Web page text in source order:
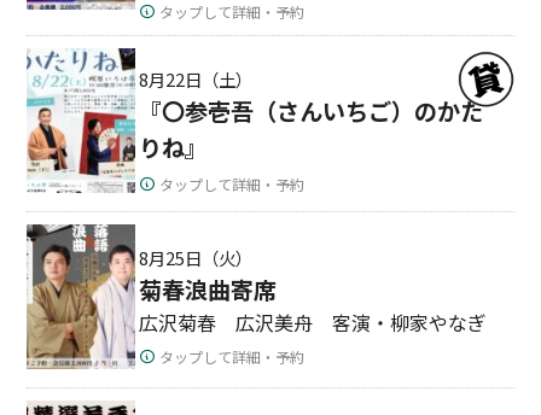
タップして詳細・予約
8月22日（土）
『〇参壱吾（さんいちご）のかた
りね』
タップして詳細・予約
8月25日（火）
菊春浪曲寄席
広沢菊春 広沢美舟 客演・柳家やなぎ
タップして詳細・予約